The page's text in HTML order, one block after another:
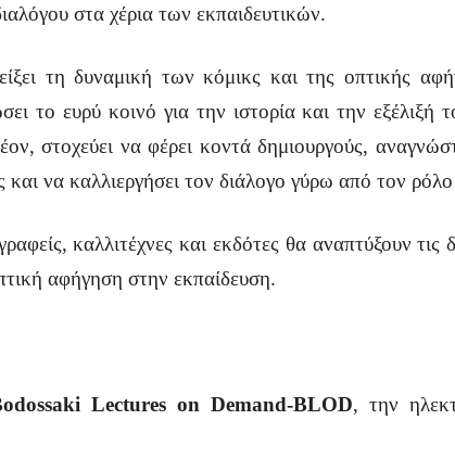
στα χέρια των εκπαιδευτικών.
τη δυναμική των κόμικς και της οπτικής
το ευρύ κοινό για την ιστορία και την εξέλιξή
στοχεύει να φέρει κοντά δημιουργούς,
να καλλιεργήσει τον διάλογο γύρω από τον
καλλιτέχνες και εκδότες θα αναπτύξουν τις
αφήγηση στην εκπαίδευση.
Lectures on Demand-BLOD, την